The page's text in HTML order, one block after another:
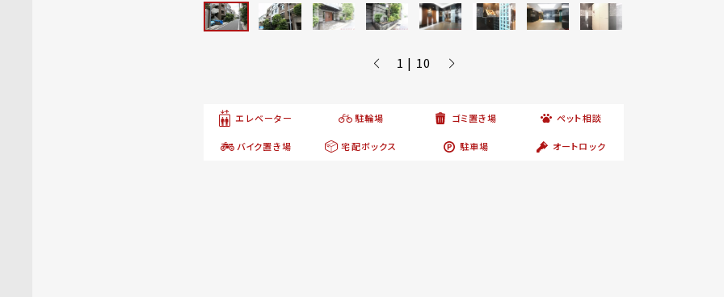
1 | 10
エレベーター 駐輪場 ゴミ置き場 ペット相談
バイク置き場 宅配ボックス 駐車場 オートロック